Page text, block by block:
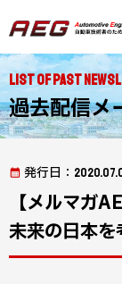
List of Past
過去配信メ
発行日 ：
【メルマガ
未来の日本を